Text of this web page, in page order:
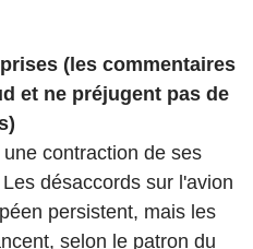
(les commentaires
et ne préjugent pas de
contraction de ses
désaccords sur l'avion
persistent, mais les
selon le patron du